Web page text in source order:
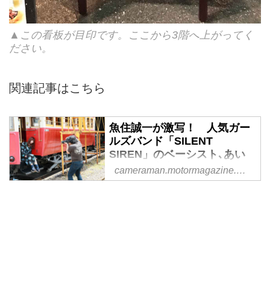
▲この看板が目印です。ここから3階へ上がってく
ださい。
関連記事はこちら
魚住誠一が激写！ 人気ガー
ルズバンド「SILENT
SIREN」のベーシスト､あい
にゃん（山内あいな）が月カ
メ7月号に登場！ - Webカメ
cameraman.motormagazine.co.jp